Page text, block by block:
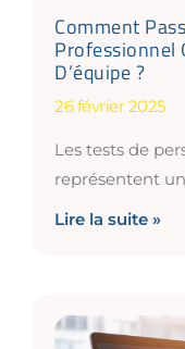
Comment
Professionnel
D’équipe ?
26 février 2025
Les tests de
représentent
Lire la suite »